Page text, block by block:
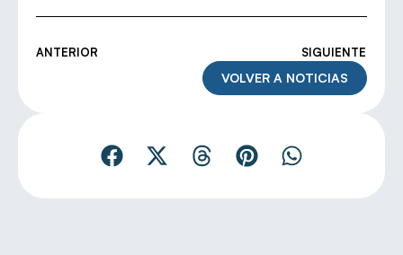
ANTERIOR SIGUIENTE
VOLVER A NOTICIAS